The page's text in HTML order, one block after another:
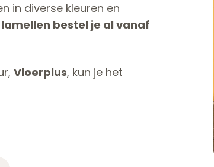
in diverse kleuren en
bestel je al vanaf
Vloerplus, kun je het